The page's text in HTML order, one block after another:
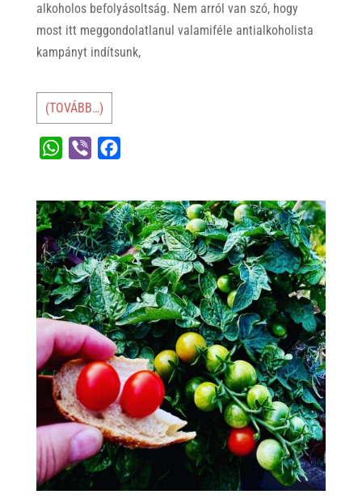
alkoholos befolyásoltság. Nem arról van szó, hogy
most itt meggondolatlanul valamiféle antialkoholista
kampányt indítsunk,
(TOVÁBB…)
t
s
A
p
p
e
r
e
b
o
o
k